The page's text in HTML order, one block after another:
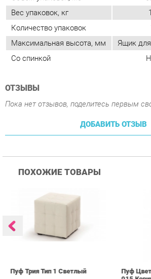
ОТЗЫВЫ
Пока нет отзывов, поделитесь первым
Пуф Трия Тип 1 Светлый
2 136 ₽
info@kids-furniture.ru